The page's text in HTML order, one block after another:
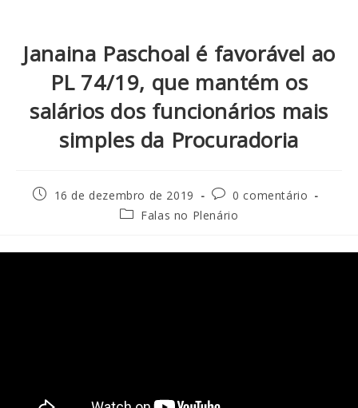
Janaina Paschoal é favorável ao
PL 74/19, que mantém os
salários dos funcionários mais
simples da Procuradoria
16 de dezembro de 2019
0 comentário
Falas no Plenário